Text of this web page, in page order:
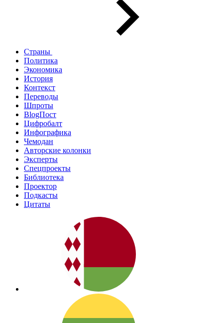
Страны
Политика
Экономика
История
Контекст
Переводы
Шпроты
BlogПост
Цифробалт
Инфографика
Чемодан
Авторские колонки
Эксперты
Спецпроекты
Библиотека
Проектор
Подкасты
Цитаты